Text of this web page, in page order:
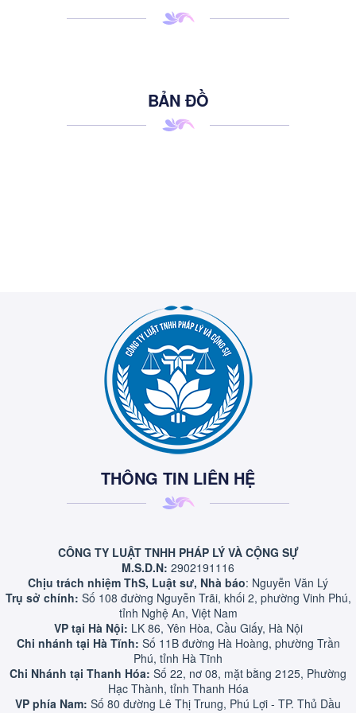
BẢN ĐỒ
THÔNG TIN LIÊN HỆ
CÔNG TY LUẬT TNHH PHÁP LÝ VÀ CỘNG SỰ
M.S.D.N: 2902191116
Chịu trách nhiệm ThS, Luật sư, Nhà báo: Nguyễn Văn Lý
Trụ sở chính: Số 108 đường Nguyễn Trãi, khối 2, phường Vinh Phú,
tỉnh Nghệ An, Việt Nam
VP tại Hà Nội: LK 86, Yên Hòa, Cầu Giấy, Hà Nội
Chi nhánh tại Hà Tĩnh: Số 11B đường Hà Hoàng, phường Trần
Phú, tỉnh Hà Tĩnh
Chi Nhánh tại Thanh Hóa: Số 22, nơ 08, mặt bằng 2125, Phường
Hạc Thành, tỉnh Thanh Hóa
VP phía Nam: Số 80 đường Lê Thị Trung, Phú Lợi - TP. Thủ Dầu